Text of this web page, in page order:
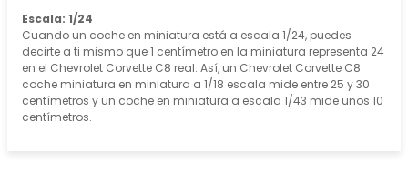
Escala: 1/24
Cuando un coche en miniatura está a escala 1/24, puedes
decirte a ti mismo que 1 centímetro en la miniatura representa 24
en el Chevrolet Corvette C8 real. Así, un Chevrolet Corvette C8
coche miniatura en miniatura a 1/18 escala mide entre 25 y 30
centímetros y un coche en miniatura a escala 1/43 mide unos 10
centímetros.